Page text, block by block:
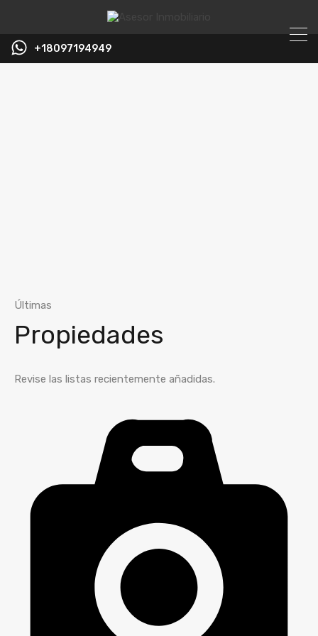
+18097194949
Últimas
Propiedades
Revise las listas recientemente añadidas.